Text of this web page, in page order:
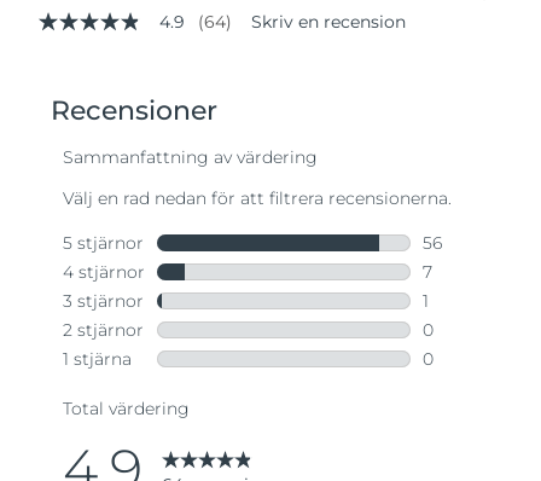
4.9
genomsnittligt
betyg.
Länk
samma
sida.
4.9 (64) Skriv en recension